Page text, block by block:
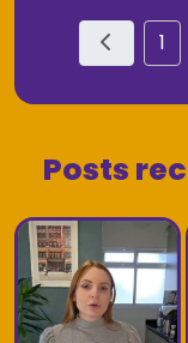
1
Posts